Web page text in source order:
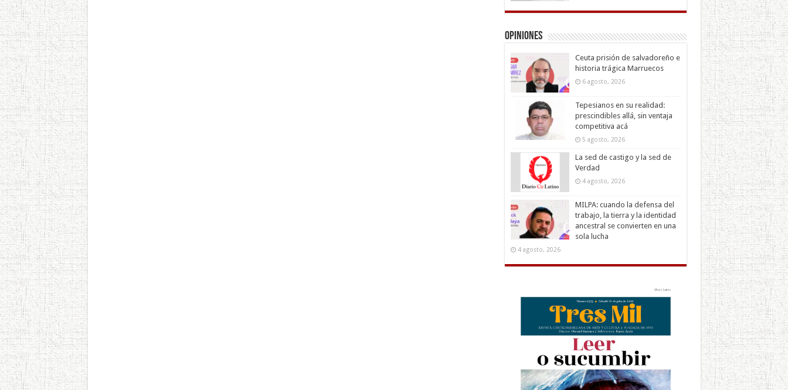
Opiniones
Ceuta prisión de salvadoreño e
historia trágica Marruecos
6 agosto, 2026
Tepesianos en su realidad:
prescindibles allá, sin ventaja
competitiva acá
5 agosto, 2026
La sed de castigo y la sed de
Verdad
4 agosto, 2026
MILPA: cuando la defensa del
trabajo, la tierra y la identidad
ancestral se convierten en una
sola lucha
4 agosto, 2026